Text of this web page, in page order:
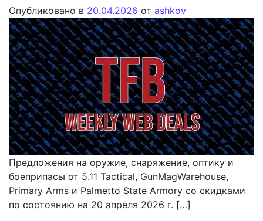
Опубликовано в 20.04.2026 от ashkov
Предложения на оружие, снаряжение, оптику и
боеприпасы от 5.11 Tactical, GunMagWarehouse,
Primary Arms и Palmetto State Armory со скидками
по состоянию на 20 апреля 2026 г. […]